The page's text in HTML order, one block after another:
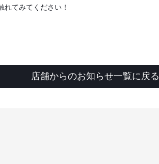
てみてください！
店舗からのお知らせ一覧に戻る